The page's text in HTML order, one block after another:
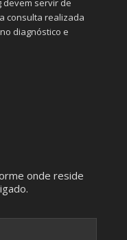
servir de
consulta realizada
diagnóstico e
que
onde reside